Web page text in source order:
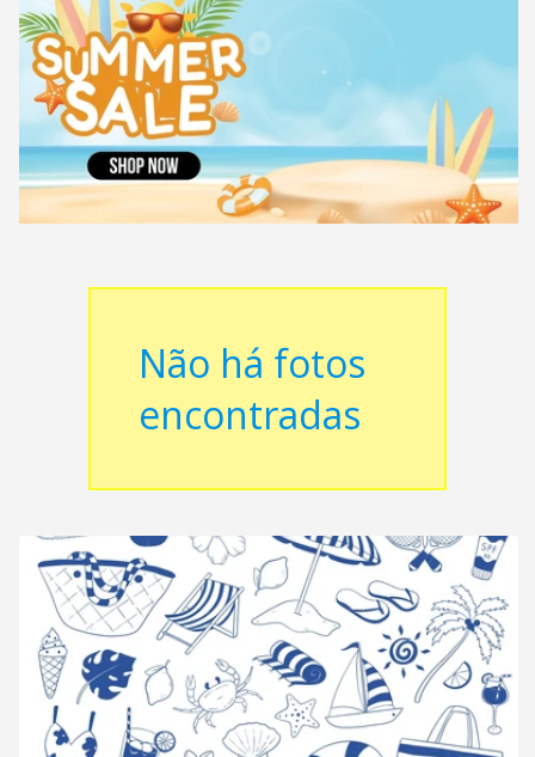
Não há fotos
encontradas